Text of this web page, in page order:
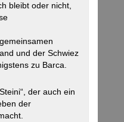
bleibt oder nicht,
und der Schwiez
zu Barca.
der auch ein
der